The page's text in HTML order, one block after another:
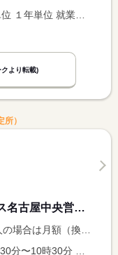
より転載)
）
愛知県名古屋市中川区 / 名鉄バス名古屋中央営業所
場合は時間額を表示しています。